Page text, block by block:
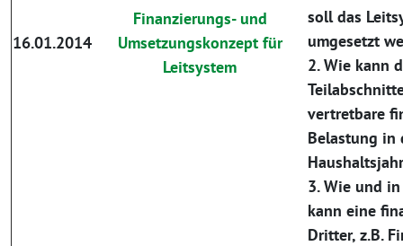
16.01.2014
Finanzierungs- und
Umsetzungskonzept für
Leitsystem
soll das
umgesetzt
2. Wie kann
vertretbare
Belastung in
3. Wie und
kann eine
Dritter, z.B.